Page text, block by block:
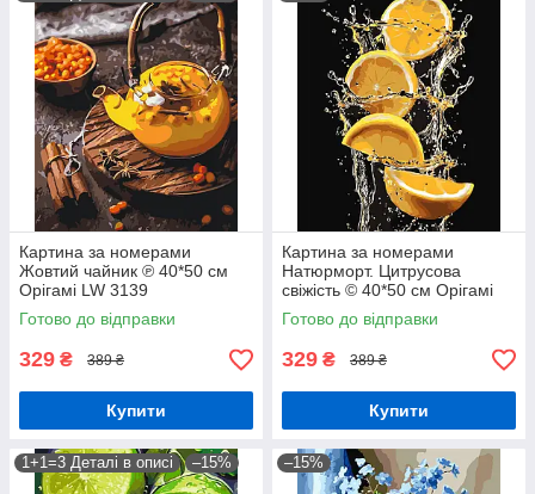
Картина за номерами
Жовтий чайник ℗ 40*50 см
Орігамі LW 3139
Готово до відправки
329 ₴ 389 ₴
Купити
Картина за номерами
Натюрморт. Цитрусова
свіжість © 40*50 см Орігамі
LW 3543
Готово до відправки
329 ₴ 389 ₴
Купити
1+1=3 Деталі в описі –15% –15%